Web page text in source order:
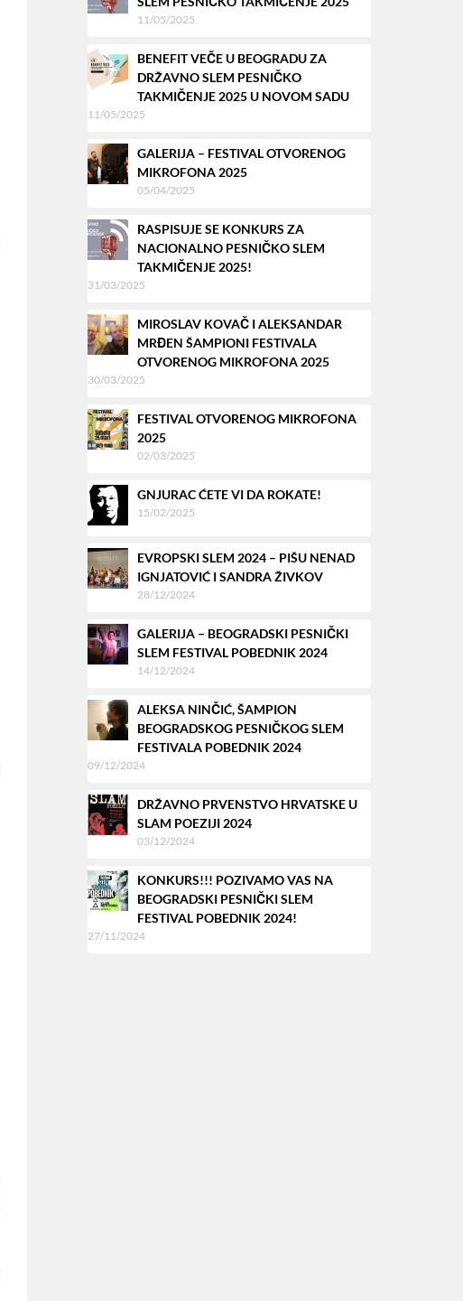
11/05/2025
BENEFIT VEČE U BEOGRADU ZA
DRŽAVNO SLEM PESNIČKO
TAKMIČENJE 2025 U NOVOM SADU
11/05/2025
GALERIJA – FESTIVAL OTVORENOG
MIKROFONA 2025
05/04/2025
RASPISUJE SE KONKURS ZA
NACIONALNO PESNIČKO SLEM
TAKMIČENJE 2025!
31/03/2025
MIROSLAV KOVAČ I ALEKSANDAR
MRĐEN ŠAMPIONI FESTIVALA
OTVORENOG MIKROFONA 2025
30/03/2025
FESTIVAL OTVORENOG MIKROFONA
2025
02/03/2025
GNJURAC ĆETE VI DA ROKATE!
15/02/2025
EVROPSKI SLEM 2024 – PIŠU NENAD
IGNJATOVIĆ I SANDRA ŽIVKOV
28/12/2024
GALERIJA – BEOGRADSKI PESNIČKI
SLEM FESTIVAL POBEDNIK 2024
14/12/2024
ALEKSA NINČIĆ, ŠAMPION
BEOGRADSKOG PESNIČKOG SLEM
FESTIVALA POBEDNIK 2024
09/12/2024
DRŽAVNO PRVENSTVO HRVATSKE U
SLAM POEZIJI 2024
03/12/2024
KONKURS!!! POZIVAMO VAS NA
BEOGRADSKI PESNIČKI SLEM
FESTIVAL POBEDNIK 2024!
27/11/2024